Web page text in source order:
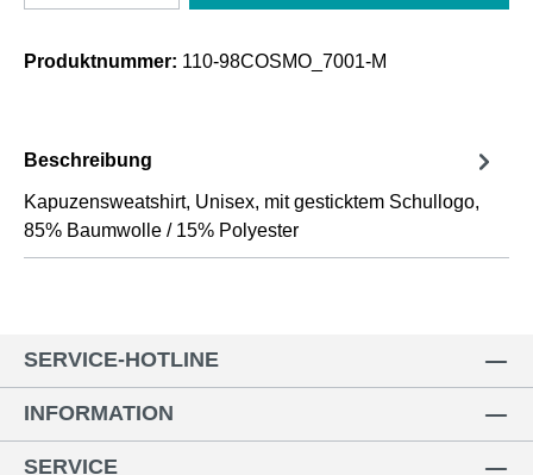
Produktnummer: 110-98COSMO_7001-M
Beschreibung
Kapuzensweatshirt, Unisex, mit gesticktem Schullogo,
85% Baumwolle / 15% Polyester
SERVICE-HOTLINE
INFORMATION
SERVICE